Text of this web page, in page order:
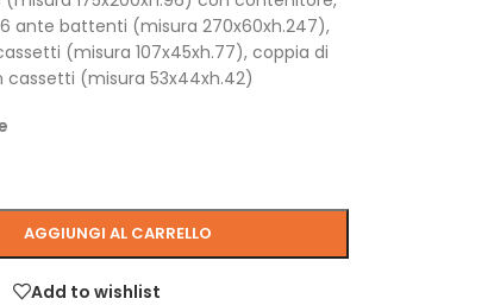
ante battenti (misura 270x60xh.247),
(misura 107x45xh.77), coppia di
(misura 53x44xh.42)
AGGIUNGI AL CARRELLO
Add to wishlist